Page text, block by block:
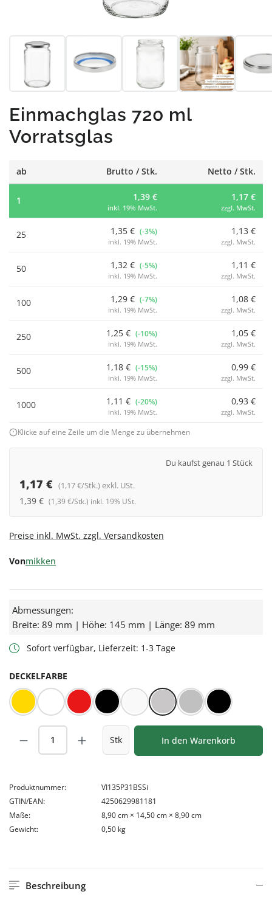
Einmachglas 720 ml
Vorratsglas
ab Brutto / Stk. Netto / Stk.
1 1,39 €
inkl. 19% MwSt.
1,17 €
zzgl. MwSt.
25 1,35 € (-3%)
inkl. 19% MwSt.
1,13 €
zzgl. MwSt.
50 1,32 € (-5%)
inkl. 19% MwSt.
1,11 €
zzgl. MwSt.
100 1,29 € (-7%)
inkl. 19% MwSt.
1,08 €
zzgl. MwSt.
250 1,25 € (-10%)
inkl. 19% MwSt.
1,05 €
zzgl. MwSt.
500 1,18 € (-15%)
inkl. 19% MwSt.
0,99 €
zzgl. MwSt.
1000 1,11 € (-20%)
inkl. 19% MwSt.
0,93 €
zzgl. MwSt.
Klicke auf eine Zeile um die Menge zu übernehmen
Du kaufst genau 1 Stück
1,17 € (1,17 €/Stk.) exkl. USt.
1,39 € (1,39 €/Stk.) inkl. 19% USt.
Preise inkl. MwSt. zzgl. Versandkosten
Vonmikken
Abmessungen:
Breite: 89 mm | Höhe: 145 mm | Länge: 89 mm
Sofort verfügbar, Lieferzeit: 1-3 Tage
DECKELFARBE
Gold Weiß Rot/Weiß kariert
Schwarz BLUESEAL WeißBLUESEAL Silber
Silber Orbit™
Produkt Anzahl: Gib den gewünschten
Stk In den Warenkorb
Produktnummer:
VI135P31BSSi
GTIN/EAN:
4250629981181
Maße:
8,90 cm × 14,50 cm × 8,90 cm
Gewicht:
0,50 kg
Beschreibung